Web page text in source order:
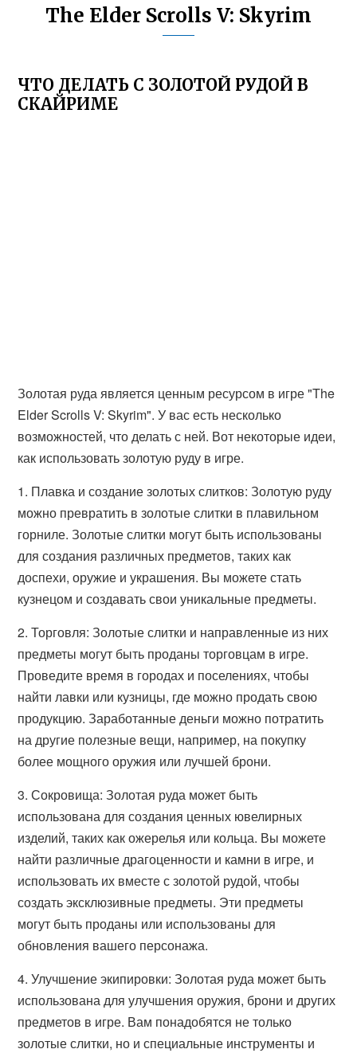
The Elder Scrolls V: Skyrim
ЧТО ДЕЛАТЬ С ЗОЛОТОЙ РУДОЙ В
СКАЙРИМЕ
Золотая руда является ценным ресурсом в игре "The
Elder Scrolls V: Skyrim". У вас есть несколько
возможностей, что делать с ней. Вот некоторые идеи,
как использовать золотую руду в игре.
1. Плавка и создание золотых слитков: Золотую руду
можно превратить в золотые слитки в плавильном
горниле. Золотые слитки могут быть использованы
для создания различных предметов, таких как
доспехи, оружие и украшения. Вы можете стать
кузнецом и создавать свои уникальные предметы.
2. Торговля: Золотые слитки и направленные из них
предметы могут быть проданы торговцам в игре.
Проведите время в городах и поселениях, чтобы
найти лавки или кузницы, где можно продать свою
продукцию. Заработанные деньги можно потратить
на другие полезные вещи, например, на покупку
более мощного оружия или лучшей брони.
3. Сокровища: Золотая руда может быть
использована для создания ценных ювелирных
изделий, таких как ожерелья или кольца. Вы можете
найти различные драгоценности и камни в игре, и
использовать их вместе с золотой рудой, чтобы
создать эксклюзивные предметы. Эти предметы
могут быть проданы или использованы для
обновления вашего персонажа.
4. Улучшение экипировки: Золотая руда может быть
использована для улучшения оружия, брони и других
предметов в игре. Вам понадобятся не только
золотые слитки, но и специальные инструменты и